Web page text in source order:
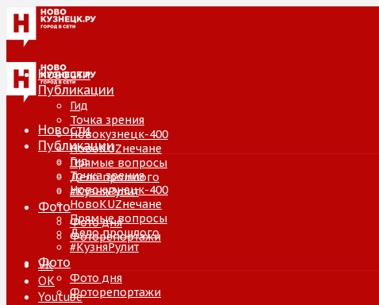
Новости
Публикации
Гид
Точка зрения
Новокузнецк-400
НовоKUZнечане
Прямые вопросы
Дело прошлого
#КузняРулит
Фото
Фото дня
Фоторепортажи
VK
ОК
Youtube
Новости
Публикации
Гид
Точка зрения
Новокузнецк-400
НовоKUZнечане
Прямые вопросы
Дело прошлого
#КузняРулит
Фото
Фото дня
Фоторепортажи